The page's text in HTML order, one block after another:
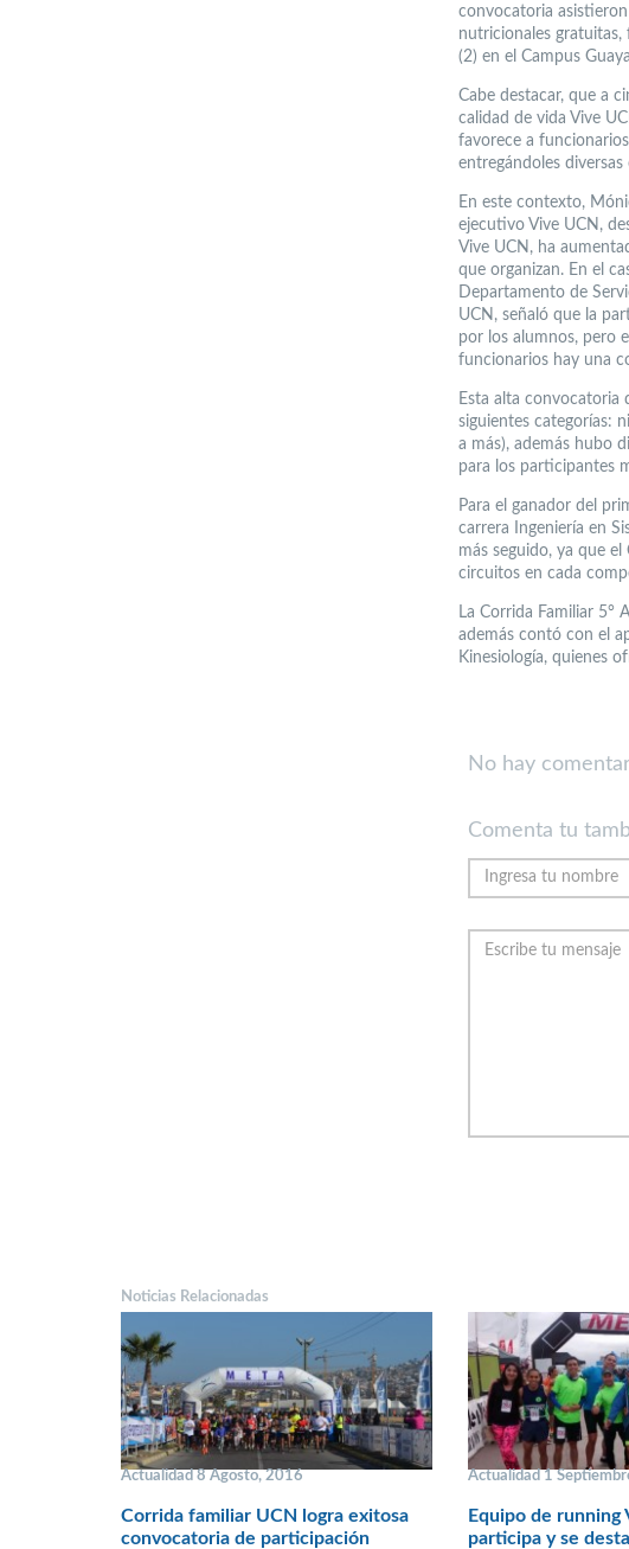
convocatoria
nutricionales gratuitas,
(2) en el Campus
Cabe destacar, que a
calidad de vida Vive
favorece a
entregándoles
En este contexto,
ejecutivo Vive UCN,
Vive UCN, ha
que organizan. En el
Departamento de
UCN, señaló que la
por los alumnos, pero
funcionarios hay una
Esta alta convocatoria
siguientes categorías:
a más), además hubo
para los participantes
Para el ganador del
carrera Ingeniería en
más seguido, ya que
circuitos en cada
La Corrida Familiar 5°
además contó con el
Kinesiología, quienes
No hay
Comenta tu
Noticias Relacionadas
Actualidad 8 Agosto, 2016
Corrida familiar UCN logra exitosa
convocatoria de participación
Actualidad 1
Equipo de running
participa y se